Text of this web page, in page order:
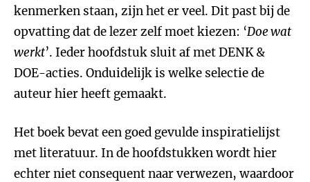
kenmerken staan, zijn het er veel. Dit past bij de
opvatting dat de lezer zelf moet kiezen: ‘Doe wat
werkt’. Ieder hoofdstuk sluit af met DENK &
DOE-acties. Onduidelijk is welke selectie de
auteur hier heeft gemaakt.
Het boek bevat een goed gevulde inspiratielijst
met literatuur. In de hoofdstukken wordt hier
echter niet consequent naar verwezen, waardoor